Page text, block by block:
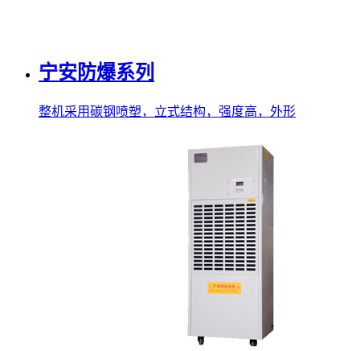
宁安防爆系列
整机采用碳钢喷塑，立式结构，强度高，外形